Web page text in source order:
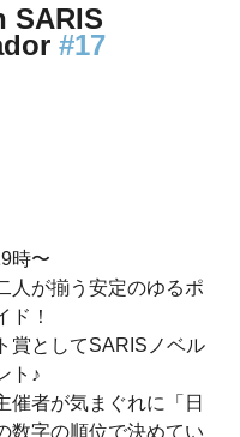
SARIS
#17
時〜
人が揃う安定のゆるポ
ド！
賞としてSARISノベル
ト♪
催者が気まぐれに「日
数字の順位で決めてい